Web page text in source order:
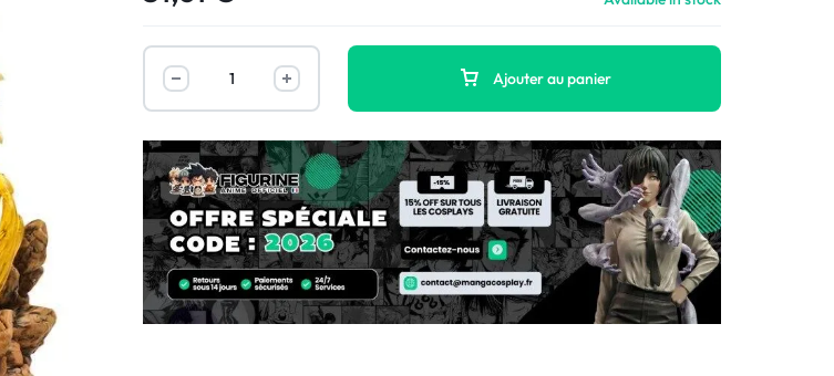
Ajouter au panier